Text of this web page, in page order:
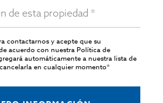
contactarnos y acepte que su
acuerdo con nuestraPolítica de
automáticamente a nuestra lista de
en cualquier momento*